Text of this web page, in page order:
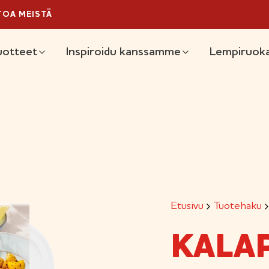
MEISTÄ
Inspiroidu kanssamme
Etusivu Tuotehaku